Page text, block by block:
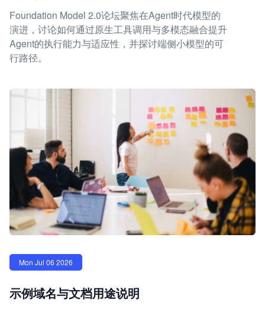
Foundation Model 2.0论坛聚焦在Agent时代模型的
演进，讨论如何通过原生工具调用与多模态融合提升
Agent的执行能力与适应性，并探讨端侧小模型的可
行路径。
Mon Jul 06 2026
示例域名与文档用途说明